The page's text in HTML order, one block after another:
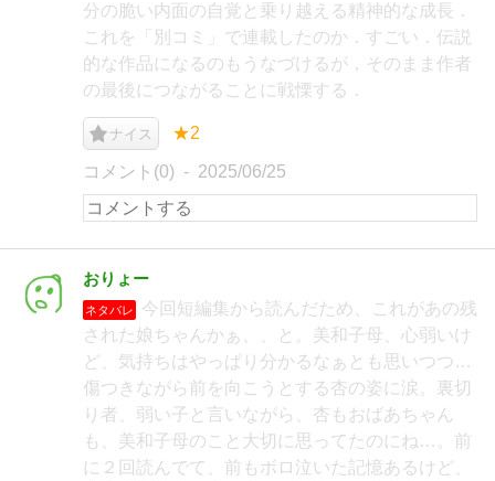
分の脆い内面の自覚と乗り越える精神的な成長．
これを「別コミ」で連載したのか．すごい．伝説
的な作品になるのもうなづけるが，そのまま作者
の最後につながることに戦慄する．
ナイス ★2
コメント(0) 2025/06/25
おりょー
ネタバレ
今回短編集から読んだため、これがあの残
された娘ちゃんかぁ、、と。美和子母、心弱いけ
ど、気持ちはやっぱり分かるなぁとも思いつつ…
傷つきながら前を向こうとする杏の姿に涙。裏切
り者、弱い子と言いながら、杏もおばあちゃん
も、美和子母のこと大切に思ってたのにね…。前
に２回読んでて、前もボロ泣いた記憶あるけど、